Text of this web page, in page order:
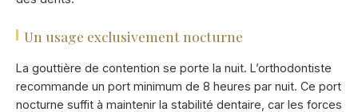
Un usage exclusivement nocturne
La gouttière de contention se porte la nuit. L’orthodontiste
recommande un port minimum de 8 heures par nuit. Ce port
nocturne suffit à maintenir la stabilité dentaire, car les forces